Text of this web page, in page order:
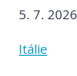
5. 7. 2026
Itálie